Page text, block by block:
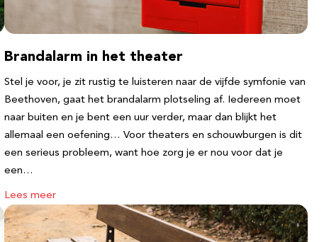
Brandalarm in het theater
Stel je voor, je zit rustig te luisteren naar de vijfde symfonie van
Beethoven, gaat het brandalarm plotseling af. Iedereen moet
naar buiten en je bent een uur verder, maar dan blijkt het
allemaal een oefening… Voor theaters en schouwburgen is dit
een serieus probleem, want hoe zorg je er nou voor dat je
een…
Lees meer